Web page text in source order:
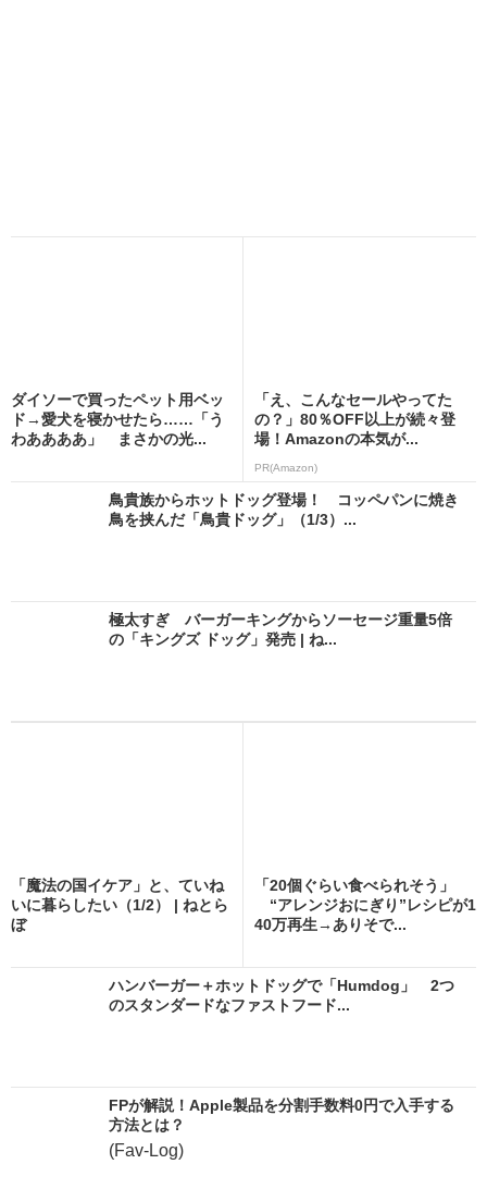
ダイソーで買ったペット用ベッ
ド→愛犬を寝かせたら……「う
わああああ」 まさかの光...
「え、こんなセールやってた
の？」80％OFF以上が続々登
場！Amazonの本気が...
PR(Amazon)
鳥貴族からホットドッグ登場！ コッペパンに焼き
鳥を挟んだ「鳥貴ドッグ」（1/3）...
極太すぎ バーガーキングからソーセージ重量5倍
の「キングズ ドッグ」発売 | ね...
「魔法の国イケア」と、ていね
いに暮らしたい（1/2） | ねとら
ぼ
「20個ぐらい食べられそう」
“アレンジおにぎり”レシピが1
40万再生→ありそで...
ハンバーガー＋ホットドッグで「Humdog」 2つ
のスタンダードなファストフード...
FPが解説！Apple製品を分割手数料0円で入手する
方法とは？
(Fav-Log)